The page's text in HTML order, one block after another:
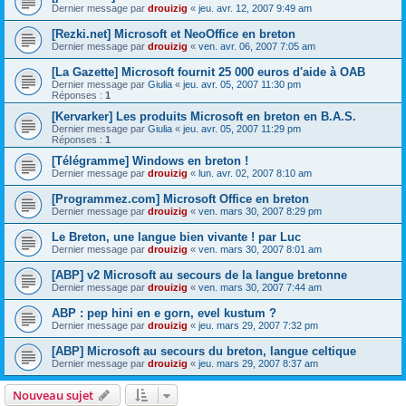
Dernier message par drouizig « jeu. avr. 12, 2007 9:49 am
[Rezki.net] Microsoft et NeoOffice en breton
Dernier message par drouizig « ven. avr. 06, 2007 7:05 am
[La Gazette] Microsoft fournit 25 000 euros d'aide à OAB
Dernier message par Giulia « jeu. avr. 05, 2007 11:30 pm
Réponses : 1
[Kervarker] Les produits Microsoft en breton en B.A.S.
Dernier message par Giulia « jeu. avr. 05, 2007 11:29 pm
Réponses : 1
[Télégramme] Windows en breton !
Dernier message par drouizig « lun. avr. 02, 2007 8:10 am
[Programmez.com] Microsoft Office en breton
Dernier message par drouizig « ven. mars 30, 2007 8:29 pm
Le Breton, une langue bien vivante ! par Luc
Dernier message par drouizig « ven. mars 30, 2007 8:01 am
[ABP] v2 Microsoft au secours de la langue bretonne
Dernier message par drouizig « ven. mars 30, 2007 7:44 am
ABP : pep hini en e gorn, evel kustum ?
Dernier message par drouizig « jeu. mars 29, 2007 7:32 pm
[ABP] Microsoft au secours du breton, langue celtique
Dernier message par drouizig « jeu. mars 29, 2007 8:37 am
Nouveau sujet